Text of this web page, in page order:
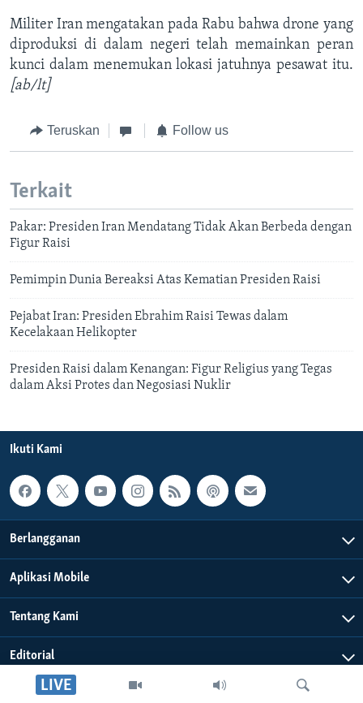
LIVE
Militer Iran mengatakan pada Rabu bahwa drone yang
diproduksi di dalam negeri telah memainkan peran
kunci dalam menemukan lokasi jatuhnya pesawat itu.
[ab/lt]
Teruskan Follow us
Terkait
Pakar: Presiden Iran Mendatang Tidak Akan Berbeda dengan
Figur Raisi
Pemimpin Dunia Bereaksi Atas Kematian Presiden Raisi
Pejabat Iran: Presiden Ebrahim Raisi Tewas dalam
Kecelakaan Helikopter
Presiden Raisi dalam Kenangan: Figur Religius yang Tegas
dalam Aksi Protes dan Negosiasi Nuklir
Ikuti Kami
Berlangganan
Aplikasi Mobile
Tentang Kami
Editorial